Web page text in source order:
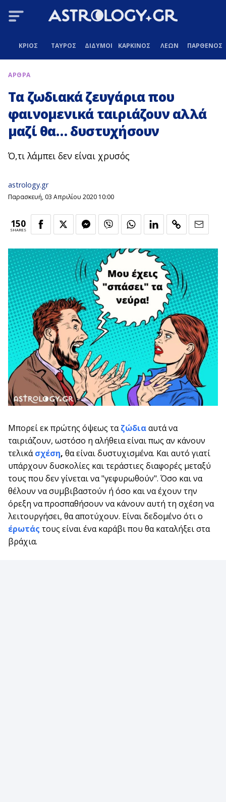
ΚΡΙΟΣ ΤΑΥΡΟΣ ΔΙΔΥΜΟΙ ΚΑΡΚΙΝΟΣ ΛΕΩΝ ΠΑΡΘΕΝΟΣ
ΑΡΘΡΑ
Τα ζωδιακά ζευγάρια που
φαινομενικά ταιριάζουν αλλά
μαζί θα… δυστυχήσουν
Ό,τι λάμπει δεν είναι χρυσός
astrology.gr
Παρασκευή, 03 Απριλίου 2020 10:00
150
SHARES
Μπορεί εκ πρώτης όψεως ταζώδιααυτά να
ταιριάζουν, ωστόσο η αλήθεια είναι πως αν κάνουν
τελικάσχέση, θα είναι δυστυχισμένα. Και αυτό γιατί
υπάρχουν δυσκολίες και τεράστιες διαφορές μεταξύ
τους που δεν γίνεται να "γεφυρωθούν". Όσο και να
θέλουν να συμβιβαστούν ή όσο και να έχουν την
όρεξη να προσπαθήσουν να κάνουν αυτή τη σχέση να
λειτουργήσει, θα αποτύχουν. Είναι δεδομένο ότι ο
έρωτάς τους είναι ένα καράβι που θα καταλήξει στα
βράχια.